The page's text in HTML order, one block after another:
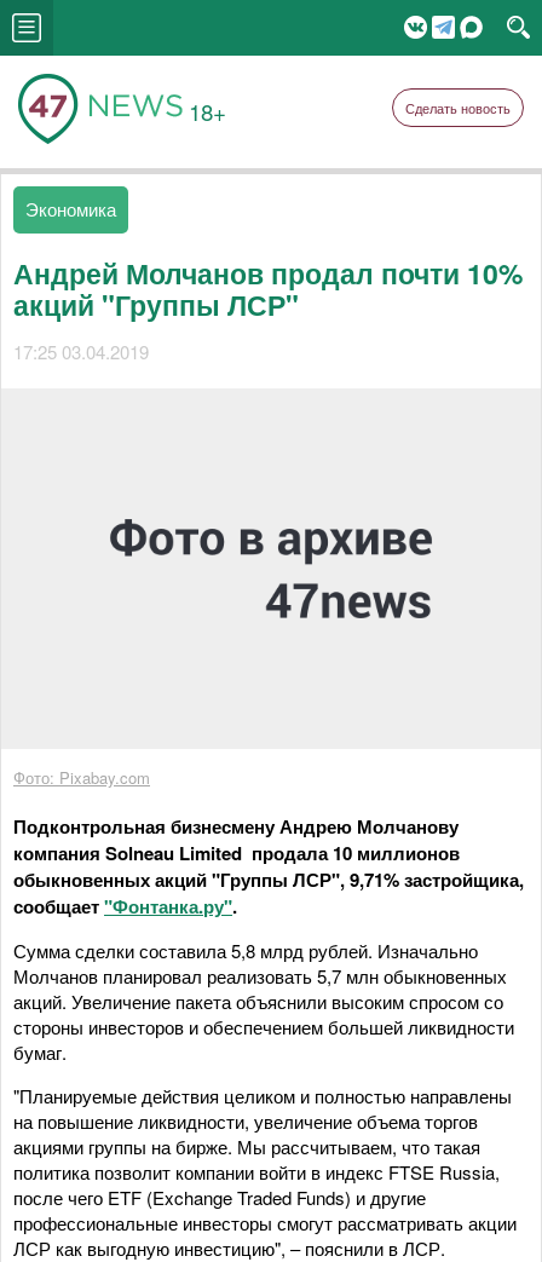
18+ Сделать новость
Экономика
Андрей Молчанов продал почти 10%
акций "Группы ЛСР"
17:25 03.04.2019
Фото: Pixabay.com
Подконтрольная бизнесмену Андрею Молчанову
компания Solneau Limited продала 10 миллионов
обыкновенных акций "Группы ЛСР", 9,71% застройщика,
сообщает"Фонтанка.ру".
Сумма сделки составила 5,8 млрд рублей. Изначально
Молчанов планировал реализовать 5,7 млн обыкновенных
акций. Увеличение пакета объяснили высоким спросом со
стороны инвесторов и обеспечением большей ликвидности
бумаг.
"Планируемые действия целиком и полностью направлены
на повышение ликвидности, увеличение объема торгов
акциями группы на бирже. Мы рассчитываем, что такая
политика позволит компании войти в индекс FTSE Russia,
после чего ETF (Exchange Traded Funds) и другие
профессиональные инвесторы смогут рассматривать акции
ЛСР как выгодную инвестицию", – пояснили в ЛСР.